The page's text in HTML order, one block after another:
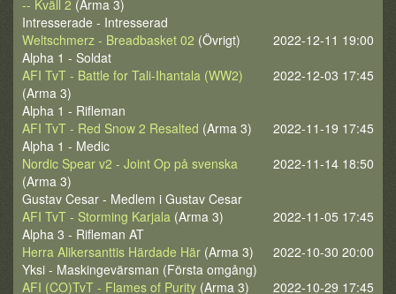
-- Kväll 2 (Arma 3)
Intresserade - Intresserad
2022-12-11 19:00
Weltschmerz - Breadbasket 02 (Övrigt)
Alpha 1 - Soldat
2022-12-03 17:45
AFI TvT - Battle for Tali-Ihantala (WW2)
(Arma 3)
Alpha 1 - Rifleman
2022-11-19 17:45
AFI TvT - Red Snow 2 Resalted (Arma 3)
Alpha 1 - Medic
2022-11-14 18:50
Nordic Spear v2 - Joint Op på svenska
(Arma 3)
Gustav Cesar - Medlem i Gustav Cesar
2022-11-05 17:45
AFI TvT - Storming Karjala (Arma 3)
Alpha 3 - Rifleman AT
2022-10-30 20:00
Herra Alikersanttis Härdade Här (Arma 3)
Yksi - Maskingevärsman (Första omgång)
2022-10-29 17:45
AFI (CO)TvT - Flames of Purity (Arma 3)